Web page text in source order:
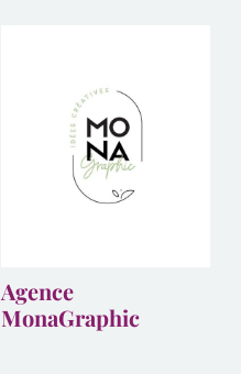
Agence
MonaGraphic